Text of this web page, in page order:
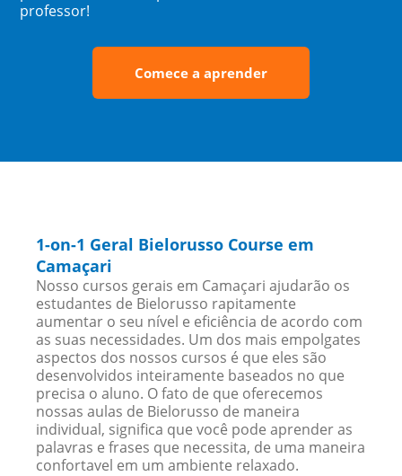
professor!
Comece a aprender
1-on-1 Geral Bielorusso Course em
Camaçari
Nosso cursos gerais em Camaçari ajudarão os
estudantes de Bielorusso rapitamente
aumentar o seu nível e eficiência de acordo com
as suas necessidades. Um dos mais empolgates
aspectos dos nossos cursos é que eles são
desenvolvidos inteiramente baseados no que
precisa o aluno. O fato de que oferecemos
nossas aulas de Bielorusso de maneira
individual, significa que você pode aprender as
palavras e frases que necessita, de uma maneira
confortavel em um ambiente relaxado.